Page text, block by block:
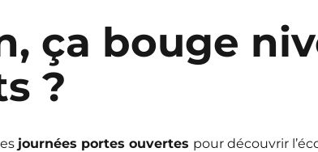
ça bouge
?
journées portes ouvertes pour découvrir